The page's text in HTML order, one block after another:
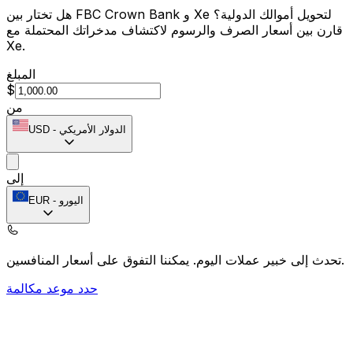
هل تختار بين FBC Crown Bank و Xe لتحويل أموالك الدولية؟
قارن بين أسعار الصرف والرسوم لاكتشاف مدخراتك المحتملة مع
Xe.
المبلغ
$
من
USD - الدولار الأمريكي
إلى
EUR - اليورو
تحدث إلى خبير عملات اليوم.يمكننا التفوق على أسعار المنافسين.
حدد موعد مكالمة